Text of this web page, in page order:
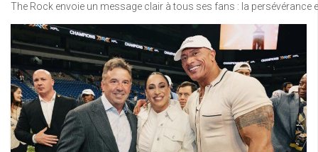
The Rock envoie un message clair à tous ses fans : la